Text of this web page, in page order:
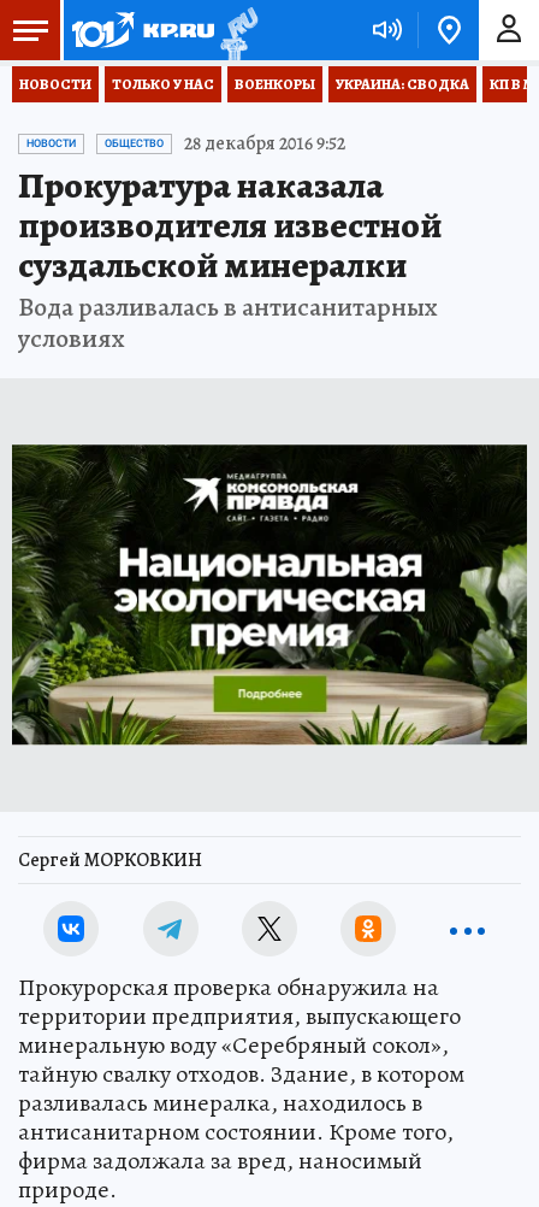
НОВОСТИ ТОЛЬКО У НАС ВОЕНКОРЫ УКРАИНА: СВОДКА КП В
НОВОСТИ ОБЩЕСТВО 28 декабря 2016 9:52
Прокуратура наказала
производителя известной
суздальской минералки
Вода разливалась в антисанитарных
условиях
Сергей МОРКОВКИН
Прокурорская проверка обнаружила на
территории предприятия, выпускающего
минеральную воду «Серебряный сокол»,
тайную свалку отходов. Здание, в котором
разливалась минералка, находилось в
антисанитарном состоянии. Кроме того,
фирма задолжала за вред, наносимый
природе.